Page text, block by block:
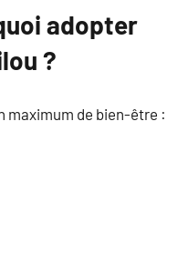
adopter
?
maximum de bien-être :